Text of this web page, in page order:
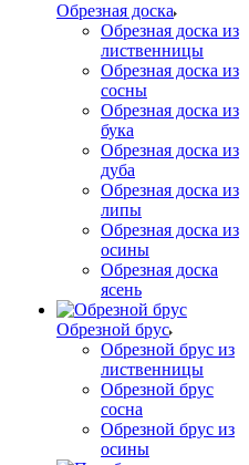
Обрезная доска
Обрезная доска из
лиственницы
Обрезная доска из
сосны
Обрезная доска из
бука
Обрезная доска из
дуба
Обрезная доска из
липы
Обрезная доска из
осины
Обрезная доска
ясень
Обрезной брус
Обрезной брус из
лиственницы
Обрезной брус
сосна
Обрезной брус из
осины